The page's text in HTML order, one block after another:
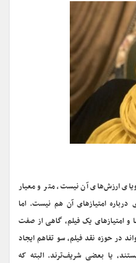
ارزش‌های آن نیست، متر و معیار
امتیازهای آن هم نیست. اما
و امتیازهای یک فیلم، گاهی از صفت
در حوزه نقد فیلم، سو تفاهم ایجاد
یا بعضی شریف‌ترند. البته که